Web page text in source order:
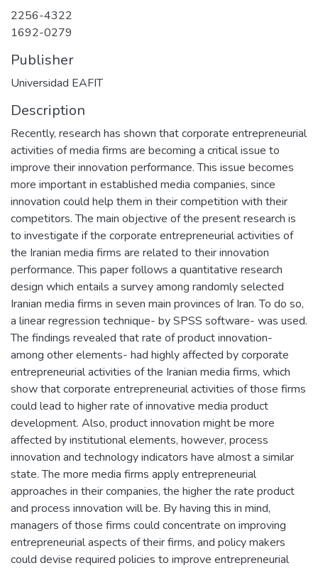
2256-4322
1692-0279
Publisher
Universidad EAFIT
Description
Recently, research has shown that corporate entrepreneurial
activities of media firms are becoming a critical issue to
improve their innovation performance. This issue becomes
more important in established media companies, since
innovation could help them in their competition with their
competitors. The main objective of the present research is
to investigate if the corporate entrepreneurial activities of
the Iranian media firms are related to their innovation
performance. This paper follows a quantitative research
design which entails a survey among randomly selected
Iranian media firms in seven main provinces of Iran. To do so,
a linear regression technique- by SPSS software- was used.
The findings revealed that rate of product innovation-
among other elements- had highly affected by corporate
entrepreneurial activities of the Iranian media firms, which
show that corporate entrepreneurial activities of those firms
could lead to higher rate of innovative media product
development. Also, product innovation might be more
affected by institutional elements, however, process
innovation and technology indicators have almost a similar
state. The more media firms apply entrepreneurial
approaches in their companies, the higher the rate product
and process innovation will be. By having this in mind,
managers of those firms could concentrate on improving
entrepreneurial aspects of their firms, and policy makers
could devise required policies to improve entrepreneurial